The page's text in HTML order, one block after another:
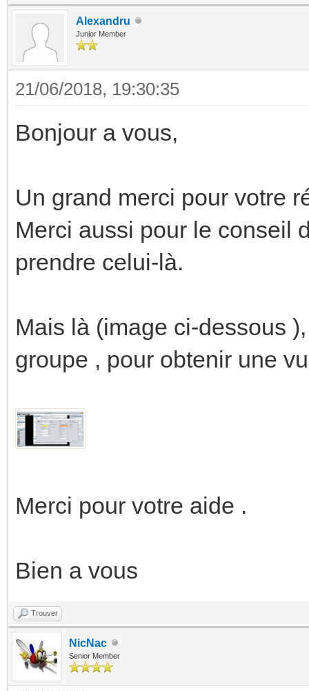
Alexandru
Junior Member
21/06/2018, 19:30:35
Bonjour a vous,
Un grand merci pour votre
Merci aussi pour le conseil
prendre celui-là.
Mais là (image ci-dessous
groupe , pour obtenir une
Merci pour votre aide .
Bien a vous
Trouver
NicNac
Senior Member